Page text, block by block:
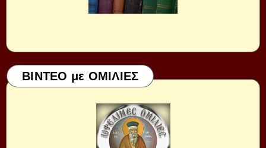
ΒΙΝΤΕΟ με ΟΜΙΛΙΕΣ